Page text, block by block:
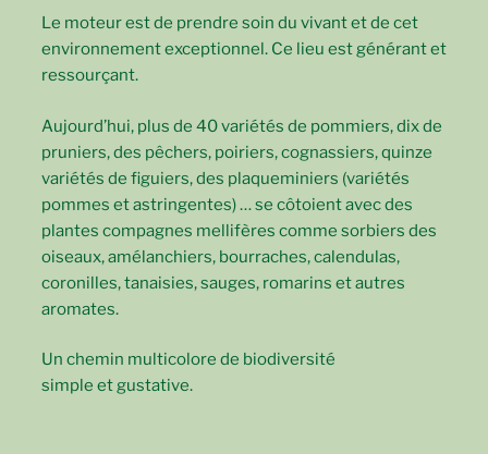
Le moteur est de prendre soin du vivant et de cet
environnement exceptionnel. Ce lieu est générant et
ressourçant.
Aujourd’hui, plus de 40 variétés de pommiers, dix de
pruniers, des pêchers, poiriers, cognassiers, quinze
variétés de figuiers, des plaqueminiers (variétés
pommes et astringentes) … se côtoient avec des
plantes compagnes mellifères comme sorbiers des
oiseaux, amélanchiers, bourraches, calendulas,
coronilles, tanaisies, sauges, romarins et autres
aromates.
Un chemin multicolore de biodiversité
simple et gustative.